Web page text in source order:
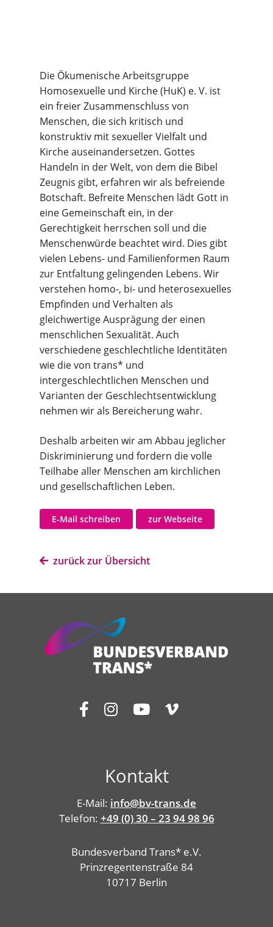
Die Ökumenische Arbeitsgruppe
Homosexuelle und Kirche (HuK) e. V. ist
ein freier Zusammenschluss von
Menschen, die sich kritisch und
konstruktiv mit sexueller Vielfalt und
Kirche auseinandersetzen. Gottes
Handeln in der Welt, von dem die Bibel
Zeugnis gibt, erfahren wir als befreiende
Botschaft. Befreite Menschen lädt Gott in
eine Gemeinschaft ein, in der
Gerechtigkeit herrschen soll und die
Menschenwürde beachtet wird. Dies gibt
vielen Lebens- und Familienformen Raum
zur Entfaltung gelingenden Lebens. Wir
verstehen homo-, bi- und heterosexuelles
Empfinden und Verhalten als
gleichwertige Ausprägung der einen
menschlichen Sexualität. Auch
verschiedene geschlechtliche Identitäten
wie die von trans* und
intergeschlechtlichen Menschen und
Varianten der Geschlechtsentwicklung
nehmen wir als Bereicherung wahr.
Deshalb arbeiten wir am Abbau jeglicher
Diskriminierung und fordern die volle
Teilhabe aller Menschen am kirchlichen
und gesellschaftlichen Leben.
E-Mail schreiben zur Webseite
zurück zur Übersicht
Kontakt
E-Mail: info@bv-trans.de
Telefon: +49 (0) 30 – 23 94 98 96
Bundesverband Trans* e.V.
Prinzregentenstraße 84
10717 Berlin